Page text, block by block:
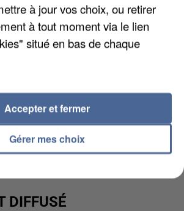
L’OISE EMPORTÉE PAR UNE
EN HAUTE-SAVOIE
DIFFUSÉ
à jour vos choix, ou retirer
à tout moment via le lien
situé en bas de chaque
Gérer mes choix
Accepter et fermer